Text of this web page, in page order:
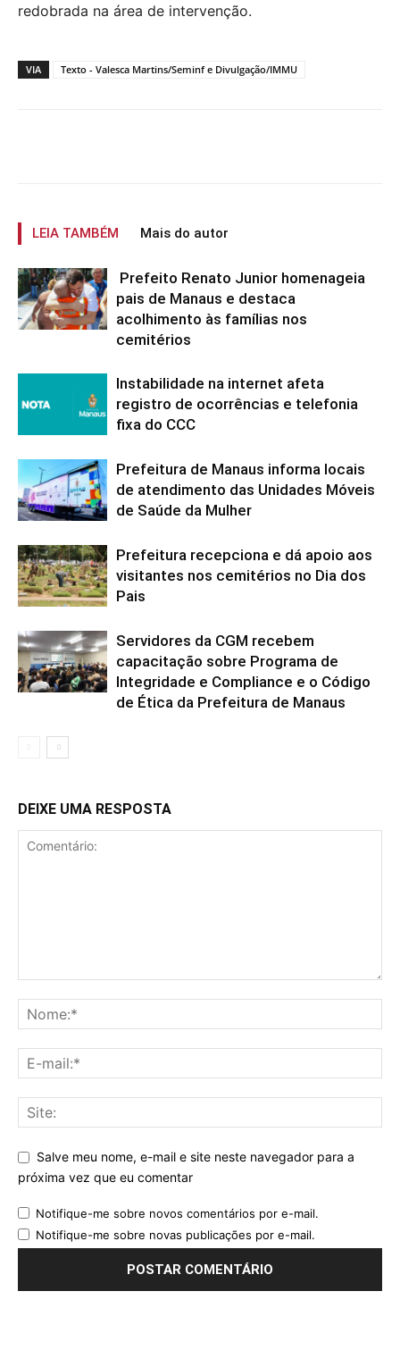
redobrada na área de intervenção.
VIA Texto - Valesca Martins/Seminf e Divulgação/IMMU
LEIA TAMBÉM Mais do autor
Prefeito Renato Junior homenageia
pais de Manaus e destaca
acolhimento às famílias nos
cemitérios
Instabilidade na internet afeta
registro de ocorrências e telefonia
fixa do CCC
Prefeitura de Manaus informa locais
de atendimento das Unidades Móveis
de Saúde da Mulher
Prefeitura recepciona e dá apoio aos
visitantes nos cemitérios no Dia dos
Pais
Servidores da CGM recebem
capacitação sobre Programa de
Integridade e Compliance e o Código
de Ética da Prefeitura de Manaus
DEIXE UMA RESPOSTA
Salve meu nome, e-mail e site neste navegador para a
próxima vez que eu comentar
Notifique-me sobre novos comentários por e-mail.
Notifique-me sobre novas publicações por e-mail.